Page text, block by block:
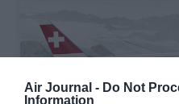
Air Journal - Do Not
Information